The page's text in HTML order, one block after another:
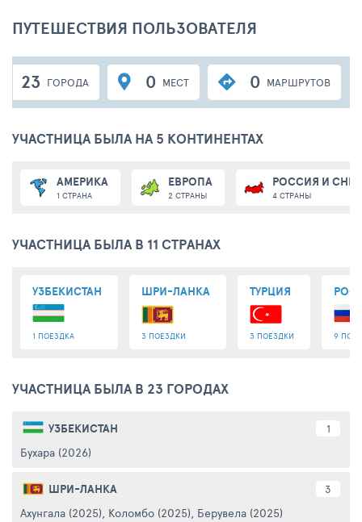
ПУТЕШЕСТВИЯ ПОЛЬЗОВАТЕЛЯ
23 ГОРОДА 0 МЕСТ 0 МАРШРУТОВ
УЧАСТНИЦА БЫЛА НА 5 КОНТИНЕНТАХ
АМЕРИКА
1 СТРАНА
ЕВРОПА
2 СТРАНЫ
РОССИЯ И СНГ
4 СТРАНЫ
УЧАСТНИЦА БЫЛА В 11 СТРАНАХ
УЗБЕКИСТАН
1 ПОЕЗДКА
ШРИ-ЛАНКА
3 ПОЕЗДКИ
ТУРЦИЯ
3 ПОЕЗДКИ 9
УЧАСТНИЦА БЫЛА В 23 ГОРОДАХ
УЗБЕКИСТАН 1
Бухара (2026)
ШРИ-ЛАНКА 3
Ахунгала (2025), Коломбо (2025), Берувела (2025)